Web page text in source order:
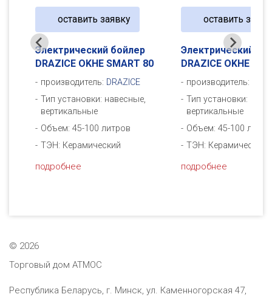
Электрический бойлер
DRAZICE OKHE SMART 80
производитель: DRAZICE
Тип установки: навесные,
вертикальные
Объем: 45-100 литров
ТЭН: Керамический
подробнее
оставить заявку
Электрический
DRAZICE OKHE
производитель:
Тип установки:
вертикальные
Объем: 45-100
ТЭН: Керамический
подробнее
оставить
© 2026
Торговый дом АТМОС
Республика Беларусь, г. Минск, ул. Каменногорская 47,